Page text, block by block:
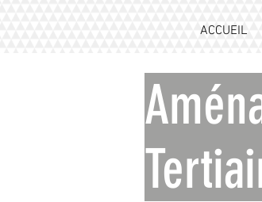
ACCUEIL